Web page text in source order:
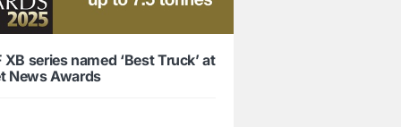
XB series named ‘Best Truck’ at
News Awards